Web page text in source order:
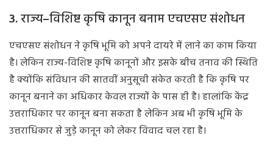
3.राज्य–विशिष्टकृषिकानूनबनामएचएसएसंशोधन
एचएसए संशोधन ने कृषि भूमि को अपने दायरे में लाने का काम किया
है। लेकिन राज्य-विशिष्ट कृषि कानूनों और इसके बीच तनाव की स्थिति
है क्योंकि संविधान की सातवीं अनुसूची संकेत करती है कि कृषि पर
कानून बनाने का अधिकार केवल राज्यों के पास ही है। हालांकि केंद्र
उत्तराधिकार पर कानून बना सकता है लेकिन अब भी कृषि भूमि के
उत्तराधिकार से जुड़े कानून को लेकर विवाद चल रहा है।